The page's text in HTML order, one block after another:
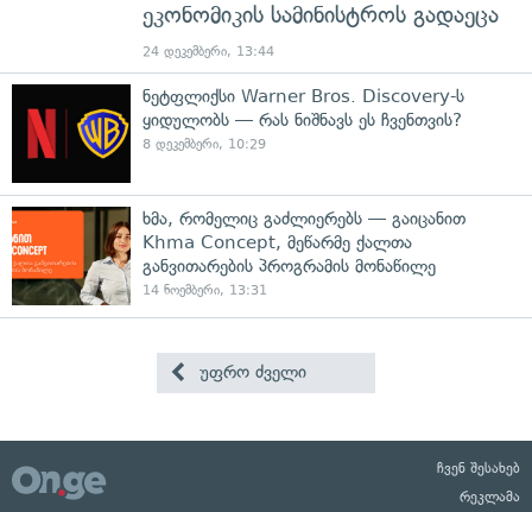
ეკონომიკის სამინისტროს გადაეცა
24 დეკემბერი, 13:44
ნეტფლიქსი Warner Bros. Discovery-ს
ყიდულობს — რას ნიშნავს ეს ჩვენთვის?
8 დეკემბერი, 10:29
ხმა, რომელიც გაძლიერებს — გაიცანით
Khma Concept, მეწარმე ქალთა
განვითარების პროგრამის მონაწილე
14 ნოემბერი, 13:31
უფრო ძველი
ჩვენ შესახებ
რეკლამა